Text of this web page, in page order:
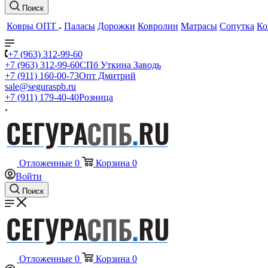
Поиск
Ковры ОПТ Паласы Дорожки Ковролин Матрасы Сопутка
+7 (963) 312-99-60
+7 (963) 312-99-60СПб Уткина Заводь
+7 (911) 160-00-73Опт Дмитрий
sale@seguraspb.ru
+7 (911) 179-40-40Розница
Отложенные 0 Корзина 0
Войти
Поиск
Отложенные 0 Корзина 0